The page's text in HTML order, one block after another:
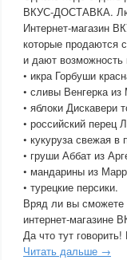
ВКУС-ДОСТАВКА.
Интернет-магазин
которые продаются
и дают возможность
• икра Горбуши
• сливы Венгерка
• яблоки Дискавери
• российский перец
• кукуруза свежая в
• груши Аббат из
• мандарины из
• турецкие персики.
Вряд ли вы сможете
интернет-магазине
Да что тут
Читать дальше →